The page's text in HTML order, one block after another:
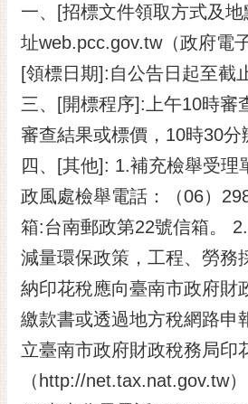
一、[招標文件領取方式及
址web.pcc.gov.tw（政府電
[領標日期]:自公告日起至截
三、[開標程序]:上午10時審
審查結果或標價，10時30分
四、[其他]: 1.補充檢舉受理
政風處檢舉電話：（06）
箱:台南郵政第22號信箱。
減量環保政策，工程、勞務
納印花稅應向臺南市政府財
繳款書或透過地方稅網路申
立臺南市政府財政稅務局印
（http://net.tax.nat.gov.tw